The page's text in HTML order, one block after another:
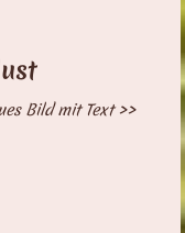
Bild mit Text >>